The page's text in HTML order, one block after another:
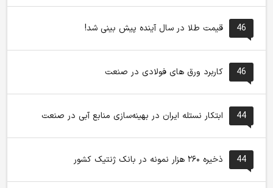
46 قیمت طلا در سال آینده پیش بینی شد!
46 کاربرد ورق های فولادی در صنعت
44 ابتکار نستله ایران در بهینه‌سازی منابع آبی در صنعت
44 ذخیره ۲۶۰ هزار نمونه در بانک ژنتیک کشور